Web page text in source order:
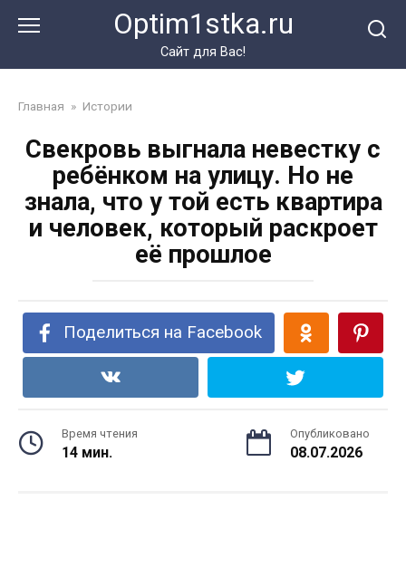
Optim1stka.ru
Сайт для Вас!
Главная » Истории
Свекровь выгнала невестку с
ребёнком на улицу. Но не
знала, что у той есть квартира
и человек, который раскроет
её прошлое
Поделиться на Facebook
Время чтения
14 мин.
Опубликовано
08.07.2026